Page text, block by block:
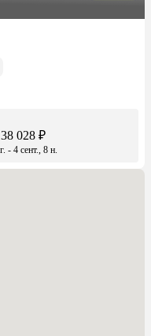
028 ₽
- 4 сент., 8 н.